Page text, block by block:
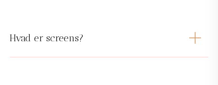
Hvad er screens?